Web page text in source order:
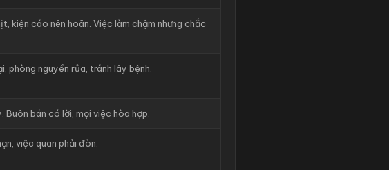
kiện cáo nên hoãn. Việc làm chậm nhưng chắc
phòng nguyền rủa, tránh lây bệnh.
bán có lời, mọi việc hòa hợp.
việc quan phải đòn.